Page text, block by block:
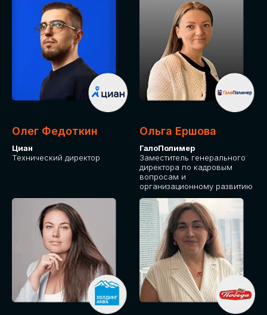
Олег Федоткин
Циан
Технический директор
Ольга Ершова
ГалоПолимер
Заместитель генерального
директора по кадровым
вопросам и
организационному развитию